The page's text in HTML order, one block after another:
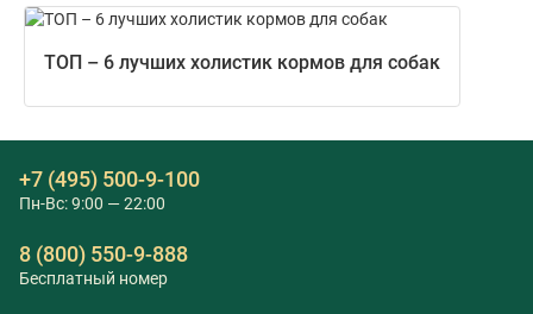
ТОП – 6 лучших холистик кормов для собак
+7 (495) 500-9-100
Пн-Вс: 9:00 — 22:00
8 (800) 550-9-888
Бесплатный номер